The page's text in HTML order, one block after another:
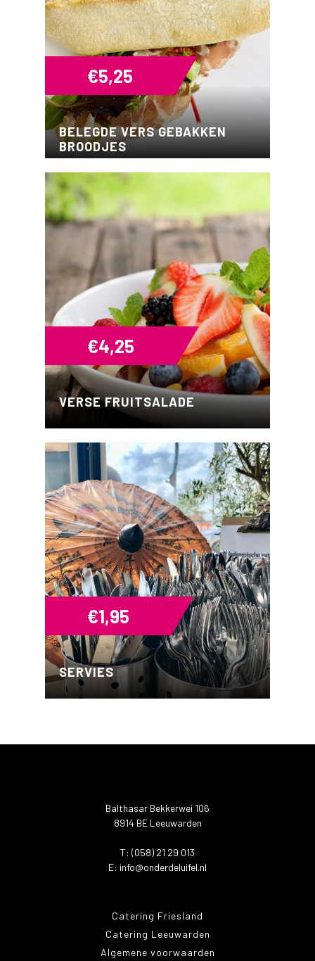
BELEGDE VERS GEBAKKEN
BROODJES
€5,25
VERSE FRUITSALADE
€4,25
SERVIES
€1,95
Balthasar Bekkerwei 106
8914 BE Leeuwarden
T: (058) 21 29 013
E: info@onderdeluifel.nl
Catering Friesland
Catering Leeuwarden
Algemene voorwaarden